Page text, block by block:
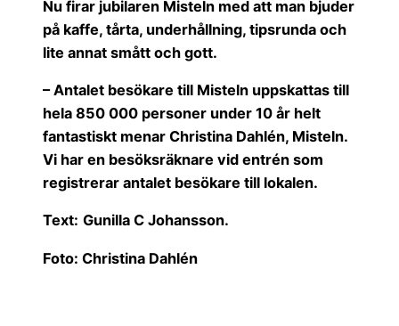
Nu firar jubilaren Misteln med att man bjuder
på kaffe, tårta, underhållning, tipsrunda och
lite annat smått och gott.
– Antalet besökare till Misteln uppskattas till
hela 850 000 personer under 10 år helt
fantastiskt menar Christina Dahlén, Misteln.
Vi har en besöksräknare vid entrén som
registrerar antalet besökare till lokalen.
Text: Gunilla C Johansson.
Foto: Christina Dahlén